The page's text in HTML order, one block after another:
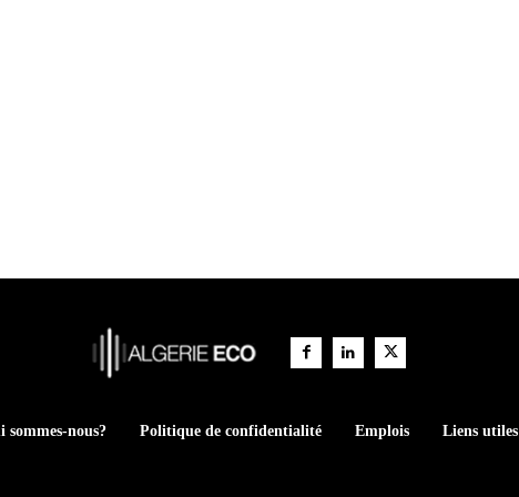
sommes-nous? Politique de confidentialité Emplois Liens utiles